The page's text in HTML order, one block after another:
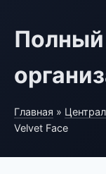
Полный
Главная »
Velvet Face